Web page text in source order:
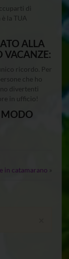
di
la TUA
ALLA
VACANZE:
ricordo. Per
che ho
divertenti
in ufficio!
MODO
in catamarano »